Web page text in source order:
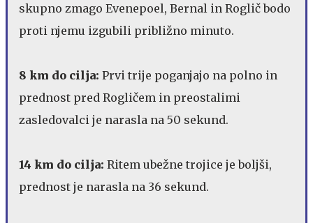
skupno zmago Evenepoel, Bernal in Roglič bodo
proti njemu izgubili približno minuto.
8 km do cilja: Prvi trije poganjajo na polno in
prednost pred Rogličem in preostalimi
zasledovalci je narasla na 50 sekund.
14 km do cilja: Ritem ubežne trojice je boljši,
prednost je narasla na 36 sekund.